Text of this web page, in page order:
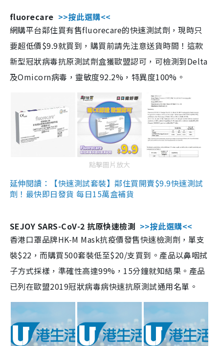
fluorecare >>按此選購<<
網購平台鄰住買有售fluorecare的快速測試劑，現時只
要超低價$9.9就買到，購買前請先注意送貨時間！這款
新型冠狀病毒抗原測試劑盒獲歐盟認可，可檢測到Delta
及Omicorn病毒，靈敏度92.2%，特異度100%。
點擊圖片放大
延伸閱讀：【快速測試套裝】鄰住買開賣$9.9快速測試
劑！最快即日發貨 每日15萬盒補貨
SEJOY SARS-CoV-2 抗原快速檢測 >>按此選購<<
香港口罩品牌HK-M Mask抗疫價發售快速檢測劑，單支
裝$22，而購買500套裝低至$20/支買到。產品以鼻咽拭
子方式採樣，準確性高達99%，15分鐘就知結果。產品
已列在歐盟2019冠狀病毒病快速抗原測試通用名單。